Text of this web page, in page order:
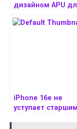
дизайном APU
завершена:
iPhone 16e не
уступает старшим